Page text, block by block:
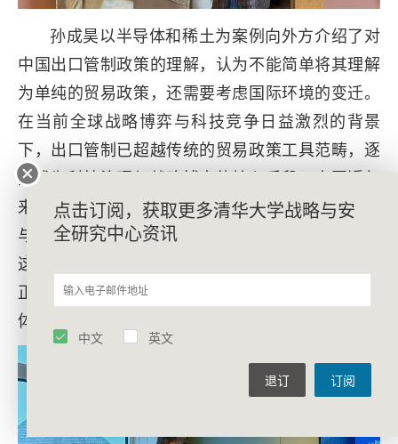
孙成昊以半导体和稀土为案例向外方介绍了对
中国出口管制政策的理解，认为不能简单将其理解
为单纯的贸易政策，还需要考虑国际环境的变迁。
在当前全球战略博弈与科技竞争日益激烈的背景
下，出口管制已超越传统的贸易政策工具范畴，逐
渐成为科技治理与战略博弈的核心手段。中国近年
来逐步完善其出口管制体系，通过一系列法律法规
与管控清单，强化对关键物项与技术的出口管制。
这些措施既反映了中国维护国家安全与技术主权的
正当诉求，也体现出参与和完善全球技术治理规则
体系的积极意愿。
点击订阅，获取更多清华大学战略与安
全研究中心资讯
中文 英文
订阅
退订